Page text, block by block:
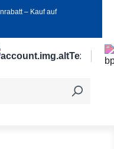
‒ Kauf auf